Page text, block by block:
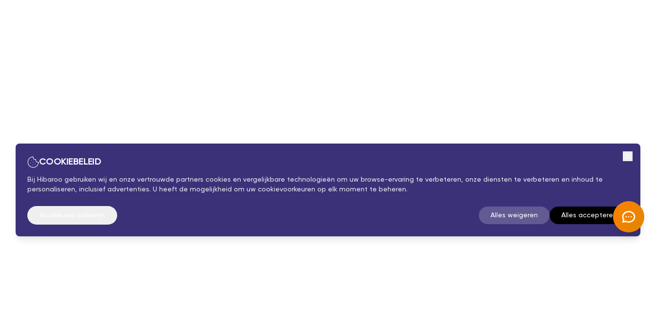
COOKIEBELEID
Bij Hibaroo gebruiken wij en onze vertrouwde partners cookies en vergelijkbare technologieën om uw browse-ervaring te verbeteren, onze diensten te verbeteren en inhoud te
personaliseren, inclusief advertenties. U heeft de mogelijkheid om uw cookievoorkeuren op elk moment te beheren.
Alles weigeren Alles accepteren